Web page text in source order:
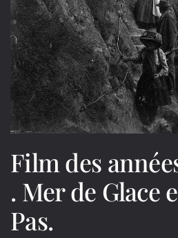
Film des
. Mer de Glace
Pas.